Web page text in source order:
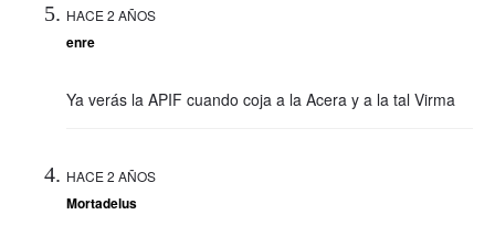
HACE 2 AÑOS
enre
Ya verás la APIF cuando coja a la Acera y a la tal Virma
HACE 2 AÑOS
Mortadelus